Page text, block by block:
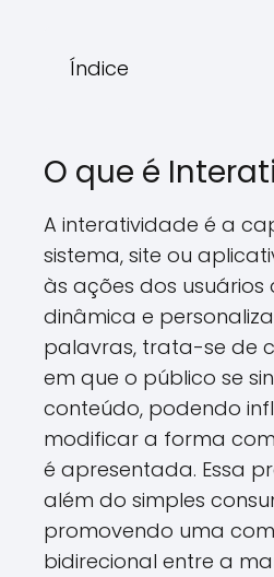
Índice
O que é
A interatividade é a
sistema, site ou
às ações dos usuários
dinâmica e
palavras, trata-se de
em que o público se
conteúdo, podendo
modificar a forma
é apresentada. Essa
além do simples
promovendo uma
bidirecional entre a